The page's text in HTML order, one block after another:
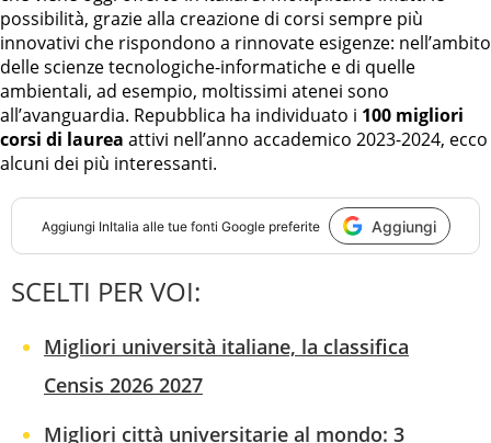
possibilità, grazie alla creazione di corsi sempre più
innovativi che rispondono a rinnovate esigenze: nell’ambito
delle scienze tecnologiche-informatiche e di quelle
ambientali, ad esempio, moltissimi atenei sono
all’avanguardia. Repubblica ha individuato i 100 migliori
corsi di laurea attivi nell’anno accademico 2023-2024, ecco
alcuni dei più interessanti.
Aggiungi InItalia alle tue fonti Google preferite Aggiungi
SCELTI PER VOI:
Migliori università italiane, la classifica
Censis 2026 2027
Migliori città universitarie al mondo: 3